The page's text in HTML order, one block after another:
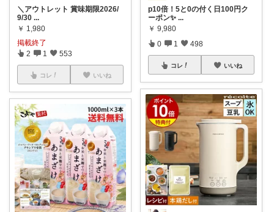
＼アウトレット 賞味期限2026/
9/30 ...
￥ 1,980
掲載終了
2 1 553
コレ いいね
p10倍！5と0の付く日100円ク
ーポン✨ ...
￥ 9,980
0 1 498
コレ いいね